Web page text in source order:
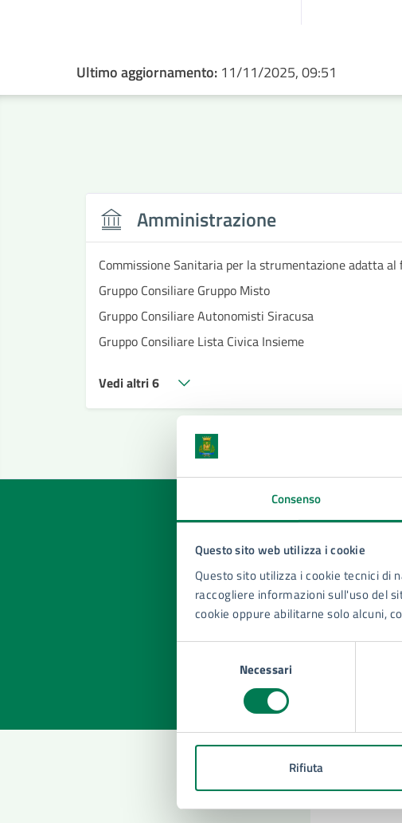
Consenso
Questo sito web utilizza i cookie
Questo sito utilizza i cookie tecnici di
raccogliere informazioni sull'uso del
cookie oppure abilitarne solo alcuni,
Necessari
Rifiuta
Ultimo aggiornamento: 11/11/2025, 09:51
Amministrazione
Commissione Sanitaria per la strumentazione adatta
Gruppo Consiliare Gruppo Misto
Gruppo Consiliare Autonomisti Siracusa
Gruppo Consiliare Lista Civica Insieme
Vedi altri 6
Quanto
pagina?
Seleziona il